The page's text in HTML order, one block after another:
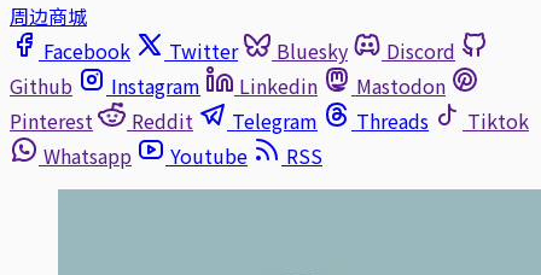
周边商城
Facebook
Twitter Bluesky
Discord
Github
Instagram Linkedin
Mastodon
Pinterest
Reddit Telegram Threads
Tiktok
Whatsapp
Youtube RSS